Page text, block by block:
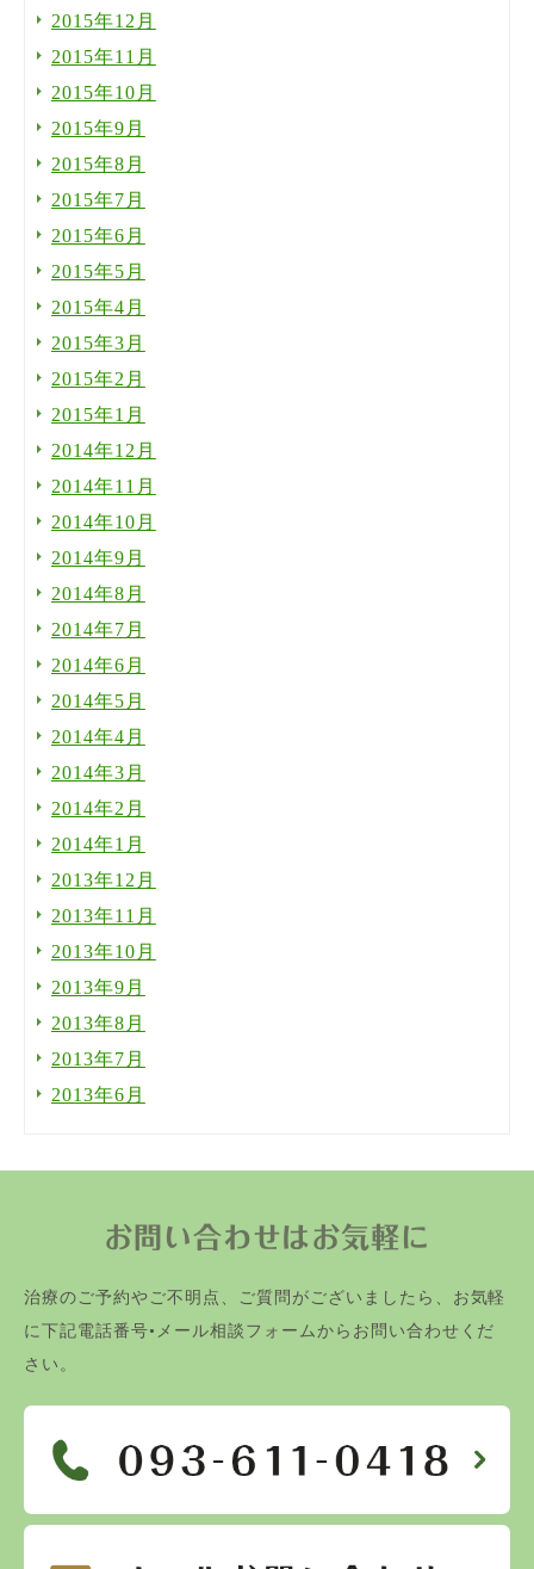
2015年12月
2015年11月
2015年10月
2015年9月
2015年8月
2015年7月
2015年6月
2015年5月
2015年4月
2015年3月
2015年2月
2015年1月
2014年12月
2014年11月
2014年10月
2014年9月
2014年8月
2014年7月
2014年6月
2014年5月
2014年4月
2014年3月
2014年2月
2014年1月
2013年12月
2013年11月
2013年10月
2013年9月
2013年8月
2013年7月
2013年6月
お問い合わせはお気軽に
治療のご予約やご不明点、ご質問がございましたら、お気軽
に下記電話番号•メール相談フォームからお問い合わせくだ
さい。